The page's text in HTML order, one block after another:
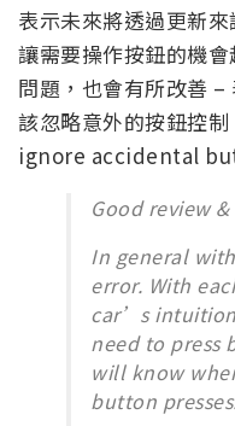
表示未來將透過更新
讓需要操作按鈕的機
問題，也會有所改善
該忽略意外的按鈕控
ignore accidental
Good review
In general
error. With
car’s
need to press
will know
button